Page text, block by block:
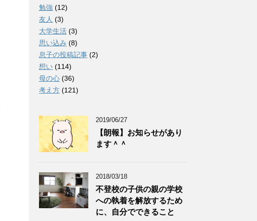
勉強 (12)
友人 (3)
大学生活 (3)
思い込み (8)
息子の投稿記事 (2)
想い (114)
母の心 (36)
考え方 (121)
2019/06/27
【朗報】お知らせがあり
ます＾＾
2018/03/18
不登校の子供の親の学校
への執着を解放するため
に、自分でできること